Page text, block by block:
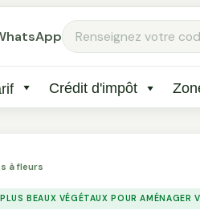
Rechercher
:
Crédit d'impôt
à fleurs
BEAUX VÉGÉTAUX POUR AMÉNAGER